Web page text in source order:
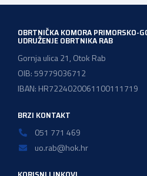
OBRTNIČKA KOMORA PRIMORSKO-
UDRUŽENJE OBRTNIKA RAB
Gornja ulica 21, Otok Rab
OIB: 59779036712
IBAN: HR7224020061100111719
BRZI KONTAKT
051 771 469
uo.rab@hok.hr